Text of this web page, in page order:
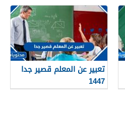
تعبير عن المعلم قصير جدا
1447